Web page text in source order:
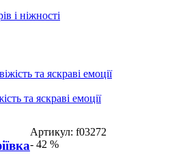
і ніжності
та яскраві емоції
Артикул: f03272
- 42 %